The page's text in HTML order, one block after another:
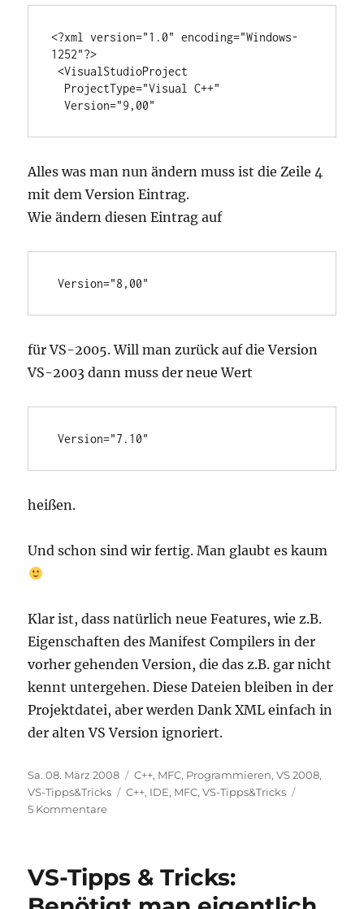
<?xml version="1.0" encoding="Windows-
1252"?>
<VisualStudioProject
  Version="9,00"
Alles was man nun ändern muss ist die Zeile 4
mit dem Version Eintrag.
Wie ändern diesen Eintrag auf
Version="8,00"
für VS-2005. Will man zurück auf die Version
VS-2003 dann muss der neue Wert
Version="7.10"
heißen.
Und schon sind wir fertig. Man glaubt es kaum
Klar ist, dass natürlich neue Features, wie z.B.
Eigenschaften des Manifest Compilers in der
vorher gehenden Version, die das z.B. gar nicht
kennt untergehen. Diese Dateien bleiben in der
Projektdatei, aber werden Dank XML einfach in
der alten VS Version ignoriert.
Veröffentlicht
am
Sa. 08. März 2008 Kategorien
C++, MFC, Programmieren,VS 2008,
VS-Tipps&Tricks
Schlagwörter
C++, IDE, MFC,VS-Tipps&Tricks
5 Kommentarezu
Tricks:
Downgrade
VS-Tipps & Tricks: